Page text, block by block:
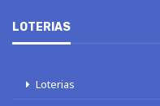
LOTERIAS
Loterias